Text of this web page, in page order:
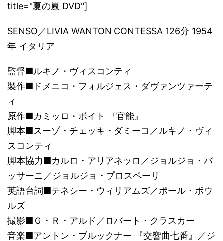
title="夏の嵐 DVD"]
SENSO／LIVIA WANTON CONTESSA 126分 1954
年 イタリア
監督■ルキノ・ヴィスコンティ
製作■ドメニコ・フォルジェス・ダヴァンツァーテ
ィ
原作■カミッロ・ボイト 『官能』
脚本■スーゾ・チェッキ・ダミーコ／ルキノ・ヴィ
スコンティ
脚本協力■カルロ・アリアネッロ／ジョルジョ・バ
ッサーニ／ジョルジョ・プロスペーリ
英語台詞■テネシー・ウィリアムズ／ポール・ボウ
ルズ
撮影■Ｇ・Ｒ・アルド／ロバート・クラスカー
音楽■アントン・ブルックナー 『交響曲七番』／ジ